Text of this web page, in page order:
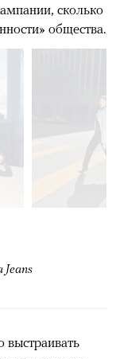
сколько
общества.